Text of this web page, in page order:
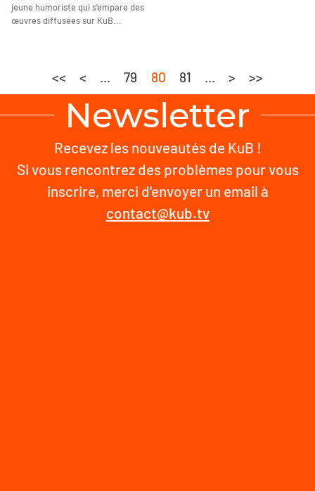
jeune humoriste qui s'empare des
œuvres diffusées sur KuB...
<< < ... 79 80 81 ... > >>
Newsletter
Recevez les nouveautés de KuB !
Si vous rencontrez des problèmes pour vous
inscrire, merci d'envoyer un email à
contact@kub.tv